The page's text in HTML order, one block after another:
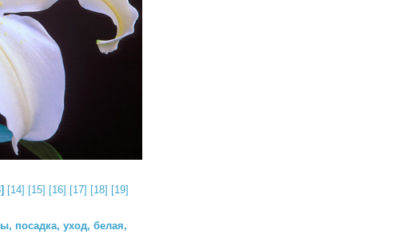
[14] [15] [16] [17] [18] [19]
посадка, уход, белая,